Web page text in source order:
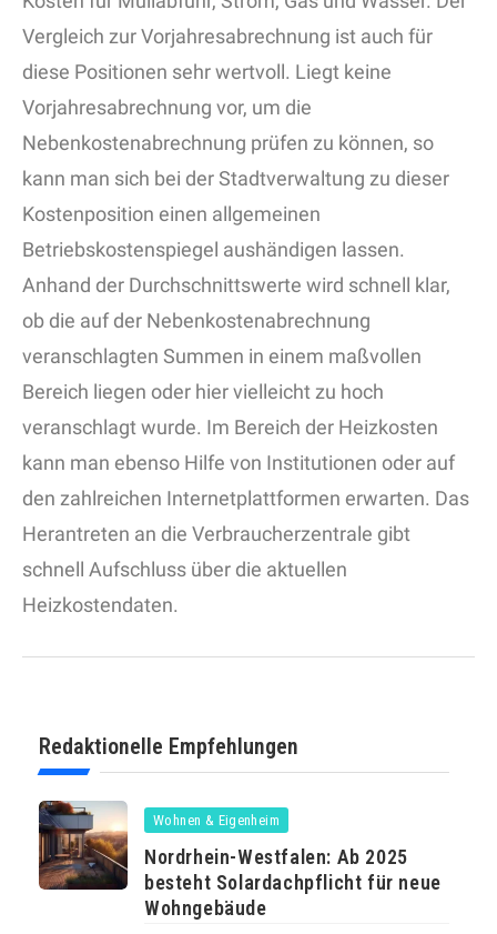
Vergleich zur Vorjahresabrechnung ist auch für
diese Positionen sehr wertvoll. Liegt keine
Vorjahresabrechnung vor, um die
Nebenkostenabrechnung prüfen zu können, so
kann man sich bei der Stadtverwaltung zu dieser
Kostenposition einen allgemeinen
Betriebskostenspiegel aushändigen lassen.
Anhand der Durchschnittswerte wird schnell klar,
ob die auf der Nebenkostenabrechnung
veranschlagten Summen in einem maßvollen
Bereich liegen oder hier vielleicht zu hoch
veranschlagt wurde. Im Bereich der Heizkosten
kann man ebenso Hilfe von Institutionen oder auf
den zahlreichen Internetplattformen erwarten. Das
Herantreten an die Verbraucherzentrale gibt
schnell Aufschluss über die aktuellen
Heizkostendaten.
Redaktionelle Empfehlungen
Wohnen & Eigenheim
Nordrhein-Westfalen: Ab 2025
besteht Solardachpflicht für neue
Wohngebäude